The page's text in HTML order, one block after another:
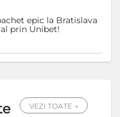
epic la Bratislava
prin Unibet!
VEZI TOATE →